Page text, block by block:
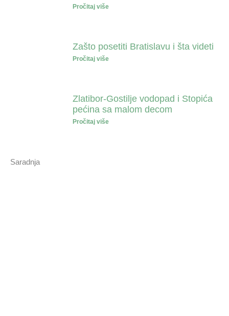
Pročitaj više
Zašto posetiti Bratislavu i šta videti
Pročitaj više
Zlatibor-Gostilje vodopad i Stopića
pećina sa malom decom
Pročitaj više
Saradnja